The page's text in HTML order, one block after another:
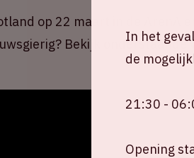
op 22 maart in de ArenA
Bekijk onderstaande
In het
de
21:30 -
Opening